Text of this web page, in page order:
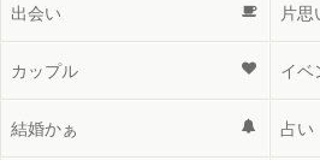
出会い 片思
カップル イベ
結婚かぁ 占い